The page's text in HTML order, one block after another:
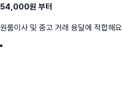
54,000원 부터
원룸이사 및 중고 거래 용달에 적합해요